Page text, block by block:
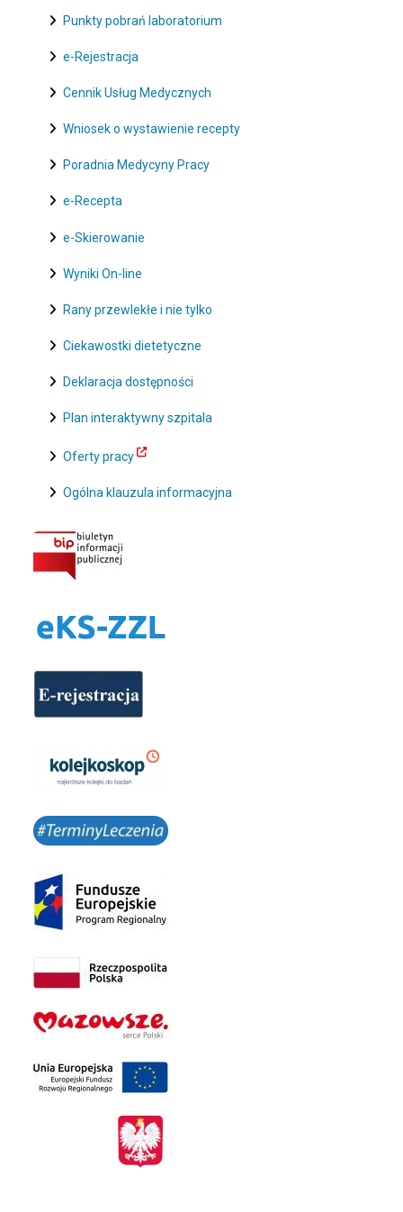
Punkty pobrań laboratorium
e-Rejestracja
Cennik Usług Medycznych
Wniosek o wystawienie recepty
Poradnia Medycyny Pracy
e-Recepta
e-Skierowanie
Wyniki On-line
Rany przewlekłe i nie tylko
Ciekawostki dietetyczne
Deklaracja dostępności
Plan interaktywny szpitala
Oferty pracy
Ogólna klauzula informacyjna